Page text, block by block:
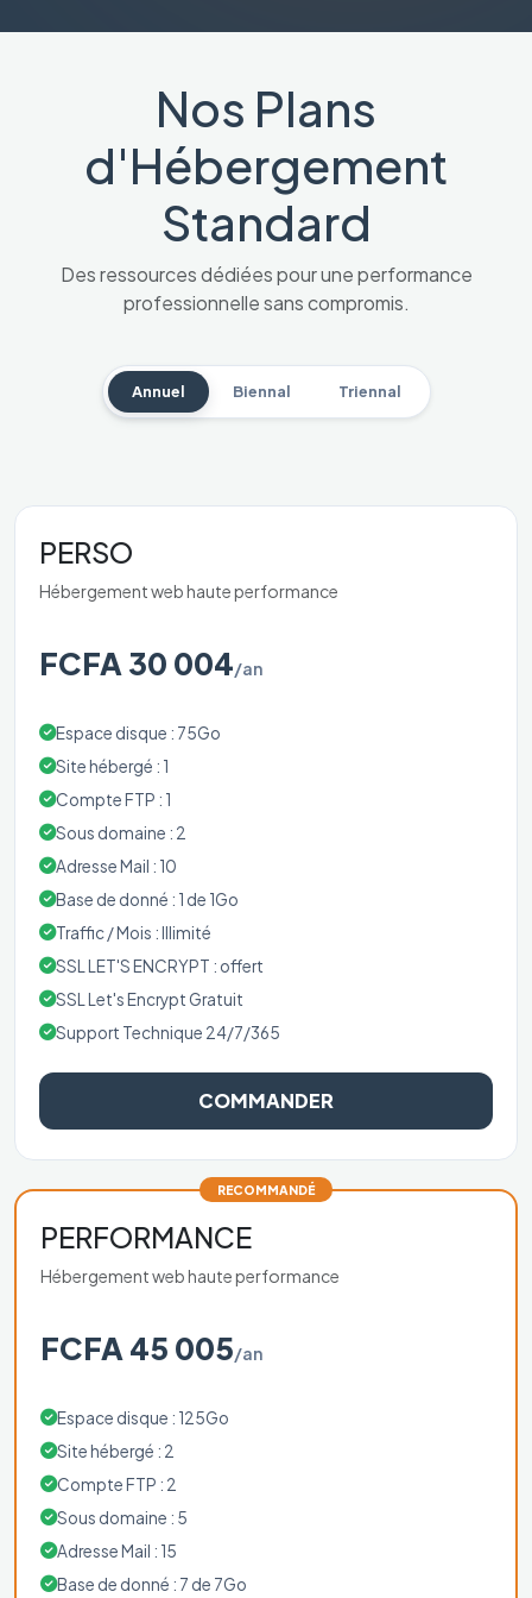
Nos Plans
d'Hébergement
Standard
Des ressources dédiées pour une performance
professionnelle sans compromis.
Annuel Biennal Triennal
PERSO
Hébergement web haute performance
FCFA 30 004/an
Espace disque : 75Go
Site hébergé : 1
Compte FTP : 1
Sous domaine : 2
Adresse Mail : 10
Base de donné : 1 de 1Go
Traffic / Mois : Illimité
SSL LET'S ENCRYPT : offert
SSL Let's Encrypt Gratuit
Support Technique 24/7/365
COMMANDER
RECOMMANDÉ
PERFORMANCE
Hébergement web haute performance
FCFA 45 005/an
Espace disque : 125Go
Site hébergé : 2
Compte FTP : 2
Sous domaine : 5
Adresse Mail : 15
Base de donné : 7 de 7Go